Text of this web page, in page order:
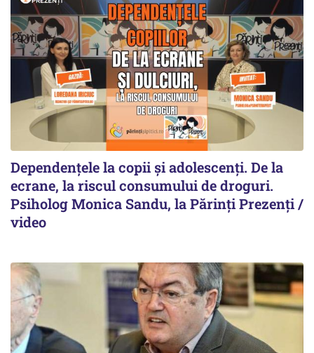
Dependențele la copii și adolescenți. De la
ecrane, la riscul consumului de droguri.
Psiholog Monica Sandu, la Părinți Prezenți /
video